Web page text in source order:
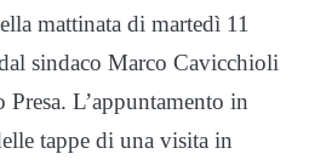
mattinata di martedì 11
sindaco Marco Cavicchioli
L’appuntamento in
tappe di una visita in